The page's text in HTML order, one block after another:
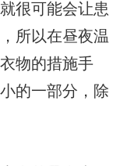
很可能会让患
所以在昼夜温
物的措施手
的一部分，除